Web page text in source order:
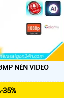
35%